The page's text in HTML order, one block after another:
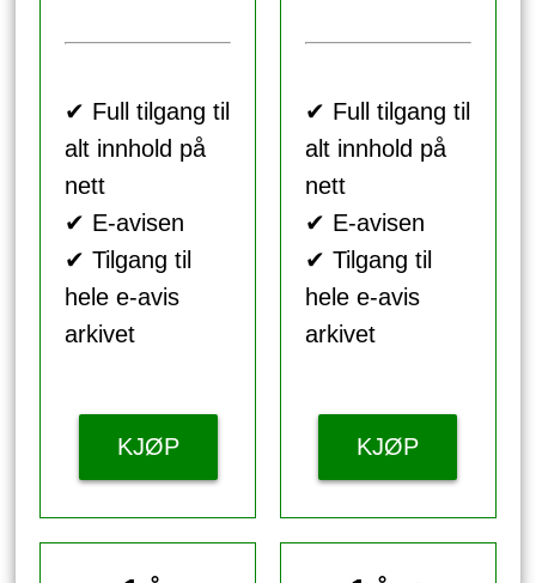
✔ Full tilgang til
alt innhold på
nett
✔ E-avisen
✔ Tilgang til
hele e-avis
arkivet
KJØP
✔ Full tilgang til
alt innhold på
nett
✔ E-avisen
✔ Tilgang til
hele e-avis
arkivet
KJØP